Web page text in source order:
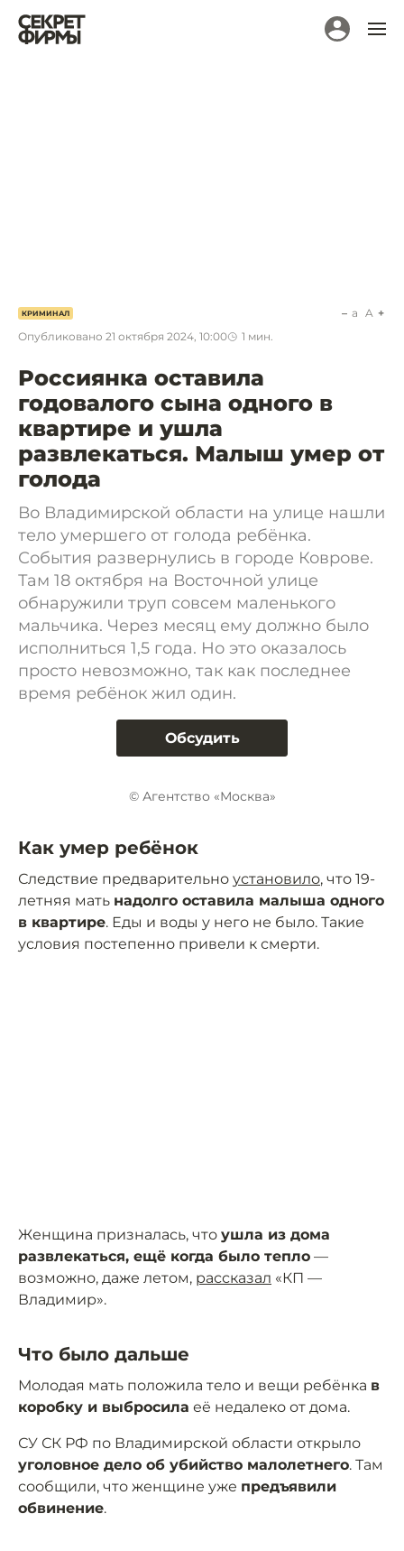
КРИМИНАЛ
Опубликовано 21 октября 2024, 10:00 1 мин.
a A
Россиянка оставила
годовалого сына одного в
квартире и ушла
развлекаться. Малыш умер от
голода
Во Владимирской области на улице нашли
тело умершего от голода ребёнка.
События развернулись в городе Коврове.
Там 18 октября на Восточной улице
обнаружили труп совсем маленького
мальчика. Через месяц ему должно было
исполниться 1,5 года. Но это оказалось
просто невозможно, так как последнее
время ребёнок жил один.
Обсудить
© Агентство «Москва»
Как умер ребёнок
Следствие предварительно установило, что 19-
летняя мать надолго оставила малыша одного
в квартире. Еды и воды у него не было. Такие
условия постепенно привели к смерти.
Женщина призналась, что ушла из дома
развлекаться, ещё когда было тепло —
возможно, даже летом, рассказал «КП —
Владимир».
Что было дальше
Молодая мать положила тело и вещи ребёнка в
коробку и выбросила её недалеко от дома.
СУ СК РФ по Владимирской области открыло
уголовное дело об убийство малолетнего. Там
сообщили, что женщине уже предъявили
обвинение.